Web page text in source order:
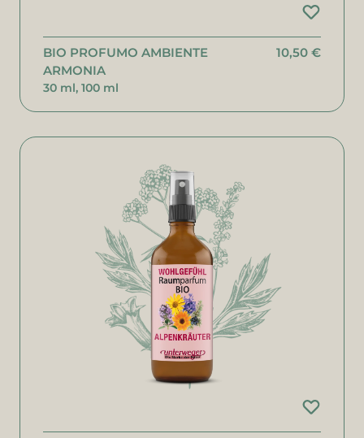
BIO PROFUMO AMBIENTE
ARMONIA
30 ml, 100 ml
10,50 €